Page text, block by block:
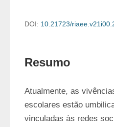
DOI: 10.21723/
Resumo
Atualmente, as
escolares estão
vinculadas às redes